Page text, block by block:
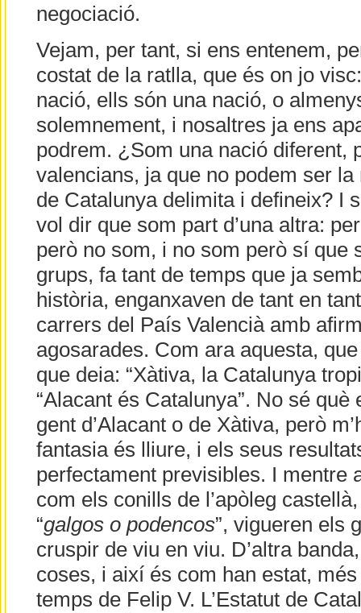
negociació.
Vejam, per tant, si ens entenem,
costat de la ratlla, que és on jo
nació, ells són una nació, o
solemnement, i nosaltres ja ens
podrem. ¿Som una nació diferent,
valencians, ja que no podem ser la
de Catalunya delimita i defineix? I
vol dir que som part d’una altra:
però no som, i no som però sí que
grups, fa tant de temps que ja
història, enganxaven de tant en
carrers del País Valencià amb
agosarades. Com ara aquesta,
que deia: “Xàtiva, la Catalunya
“Alacant és Catalunya”. No sé què
gent d’Alacant o de Xàtiva, però
fantasia és lliure, i els seus
perfectament previsibles. I mentre
com els conills de l’apòleg
“galgos o podencos”, vigueren els
cruspir de viu en viu. D’altra
coses, i així és com han estat,
temps de Felip V. L’Estatut de